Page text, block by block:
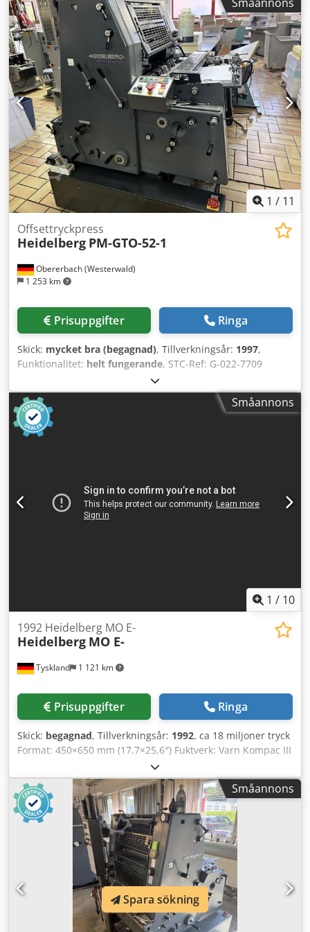
1 / 11
Obererbach (Westerwald)
1 253 km
Offsettryckpress
Heidelberg PM-GTO-52-1
Prisuppgifter Ringa
Skick: mycket bra (begagnad), Tillverkningsår: 1997,
Funktionalitet: helt fungerande, STC-Ref: G-022-7709
Dedpszcfrvofx Ahieck Heidelberg PM-GTO-52-1,
tillverkningsår: 1997, tryckantal: ca 62 miljoner. Format:
360x520 mm, 1 färg Utrustning: - Plus-version: förberedd
för numrering & perforeringsutrustning - Numreringsverk
- Perforeringsverk - Direkt fuktverk (Heidelberg till GTO 52)
Småannons
1 / 10
Tyskland 1 121 km
1992 Heidelberg MO E-
Heidelberg MO E-
Prisuppgifter Ringa
Skick: begagnad, Tillverkningsår: 1992, ca 18 miljoner tryck
Format: 450×650 mm (17,7×25,6″) Fuktverk: Varn Kompac III
Enkelarksinmatning Puderaggregat Dcodpszavbvofx Ahijk
Tillgänglig: omgående
Småannons
Spara sökning